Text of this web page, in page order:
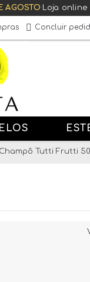
AGOSTO· Loja
Concluir
Tutti Frutti